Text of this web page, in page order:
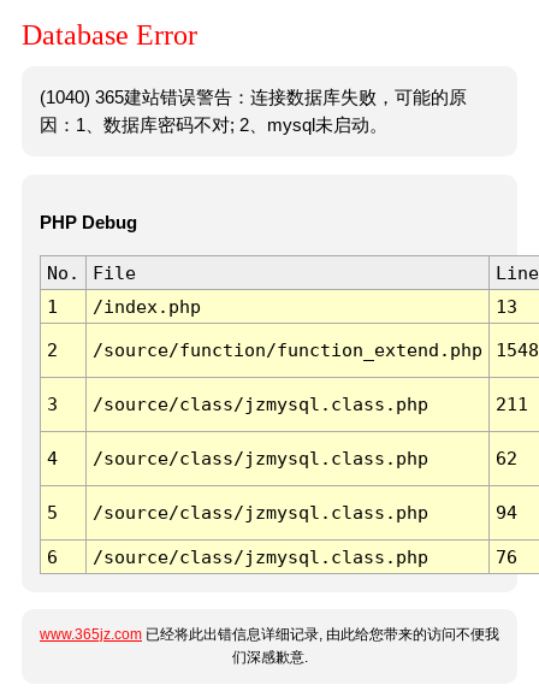
Database Error
(1040) 365建站错误警告：连接数据库失败，可能的原
因：1、数据库密码不对; 2、mysql未启动。
PHP Debug
No. File
Line
1
/index.php 13
2 /source/function/function_extend.php 1548
3 /source/class/jzmysql.class.php 211
4 /source/class/jzmysql.class.php 62
5 /source/class/jzmysql.class.php 94
6 /source/class/jzmysql.class.php 76
www.365jz.com 已经将此出错信息详细记录, 由此给您带来的访问不便我
们深感歉意.